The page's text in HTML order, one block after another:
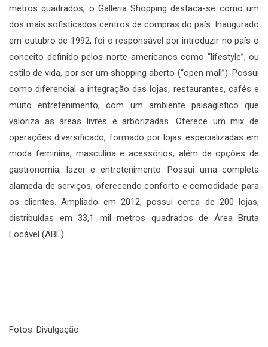
metros quadrados, o Galleria Shopping destaca-se como um
dos mais sofisticados centros de compras do país. Inaugurado
em outubro de 1992, foi o responsável por introduzir no país o
conceito definido pelos norte-americanos como “lifestyle”, ou
estilo de vida, por ser um shopping aberto (“open mall”). Possui
como diferencial a integração das lojas, restaurantes, cafés e
muito entretenimento, com um ambiente paisagístico que
valoriza as áreas livres e arborizadas. Oferece um mix de
operações diversificado, formado por lojas especializadas em
moda feminina, masculina e acessórios, além de opções de
gastronomia, lazer e entretenimento. Possui uma completa
alameda de serviços, oferecendo conforto e comodidade para
os clientes. Ampliado em 2012, possui cerca de 200 lojas,
distribuídas em 33,1 mil metros quadrados de Área Bruta
Locável (ABL).
Fotos: Divulgação